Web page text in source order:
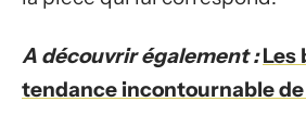
A découvrir également : Les
tendance incontournable